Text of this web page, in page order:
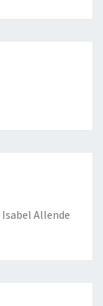
Isabel Allende